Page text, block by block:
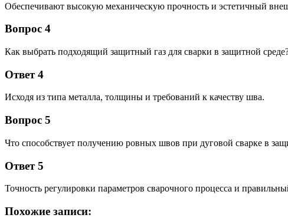
Обеспечивают высокую механическую прочность и эстетичный
Вопрос 4
Как выбрать подходящий защитный газ для сварки в защитной
Ответ 4
Исходя из типа металла, толщины и требований к качеству шва.
Вопрос 5
Что способствует получению ровных швов при дуговой сварке в
Ответ 5
Точность регулировки параметров сварочного процесса и
Похожие записи: